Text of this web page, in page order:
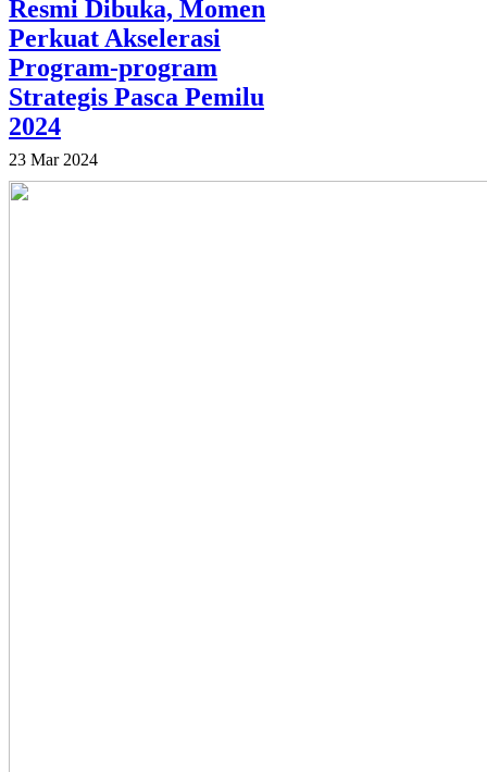
Resmi Dibuka, Momen
Perkuat Akselerasi
Program-program
Strategis Pasca Pemilu
2024
23 Mar 2024